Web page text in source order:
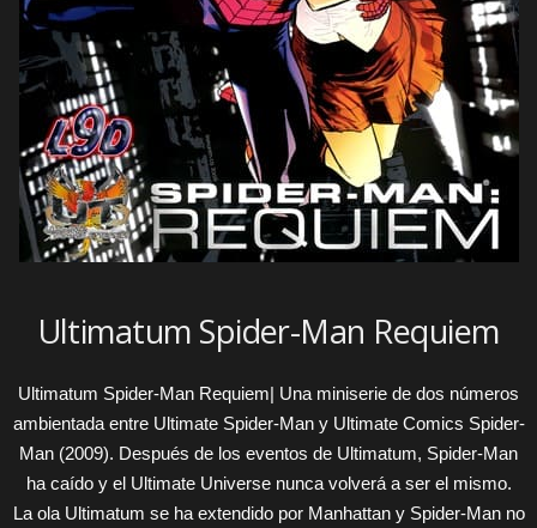
Ultimatum Spider-Man Requiem
Ultimatum Spider-Man Requiem| Una miniserie de dos números
ambientada entre Ultimate Spider-Man y Ultimate Comics Spider-
Man (2009). Después de los eventos de Ultimatum, Spider-Man
ha caído y el Ultimate Universe nunca volverá a ser el mismo.
La ola Ultimatum se ha extendido por Manhattan y Spider-Man no